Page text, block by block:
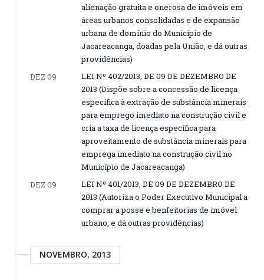
alienação gratuita e onerosa de imóveis em
áreas urbanos consolidadas e de expansão
urbana de domínio do Município de
Jacareacanga, doadas pela União, e dá outras
providências)
DEZ 09
LEI Nº 402/2013, DE 09 DE DEZEMBRO DE
2013 (Dispõe sobre a concessão de licença
específica à extração de substância minerais
para emprego imediato na construção civil e
cria a taxa de licença específica para
aproveitamento de substância minerais para
emprega imediato na construção civil no
Município de Jacareacanga)
DEZ 09
LEI Nº 401/2013, DE 09 DE DEZEMBRO DE
2013 (Autoriza o Poder Executivo Municipal a
comprar a posse e benfeitorias de imóvel
urbano, e dá outras providências)
NOVEMBRO, 2013